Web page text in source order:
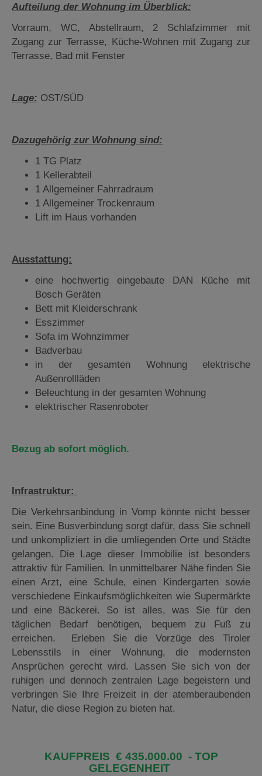
Aufteilung der Wohnung im Überblick:
Vorraum, WC, Abstellraum, 2 Schlafzimmer mit
Zugang zur Terrasse, Küche-Wohnen mit Zugang zur
Terrasse, Bad mit Fenster
Lage: OST/SÜD
Dazugehörig zur Wohnung sind:
1 TG Platz
1 Kellerabteil
1 Allgemeiner Fahrradraum
1 Allgemeiner Trockenraum
Lift im Haus vorhanden
Ausstattung:
eine hochwertig eingebaute DAN Küche mit
Bosch Geräten
Bett mit Kleiderschrank
Esszimmer
Sofa im Wohnzimmer
Badverbau
in der gesamten Wohnung elektrische
Außenrollläden
Beleuchtung in der gesamten Wohnung
elektrischer Rasenroboter
Bezug ab sofort möglich.
Infrastruktur:
Die Verkehrsanbindung in Vomp könnte nicht besser
sein. Eine Busverbindung sorgt dafür, dass Sie schnell
und unkompliziert in die umliegenden Orte und Städte
gelangen. Die Lage dieser Immobilie ist besonders
attraktiv für Familien. In unmittelbarer Nähe finden Sie
einen Arzt, eine Schule, einen Kindergarten sowie
verschiedene Einkaufsmöglichkeiten wie Supermärkte
und eine Bäckerei. So ist alles, was Sie für den
täglichen Bedarf benötigen, bequem zu Fuß zu
erreichen. Erleben Sie die Vorzüge des Tiroler
Lebensstils in einer Wohnung, die modernsten
Ansprüchen gerecht wird. Lassen Sie sich von der
ruhigen und dennoch zentralen Lage begeistern und
verbringen Sie Ihre Freizeit in der atemberaubenden
Natur, die diese Region zu bieten hat.
KAUFPREIS € 435.000.00 - TOP
GELEGENHEIT